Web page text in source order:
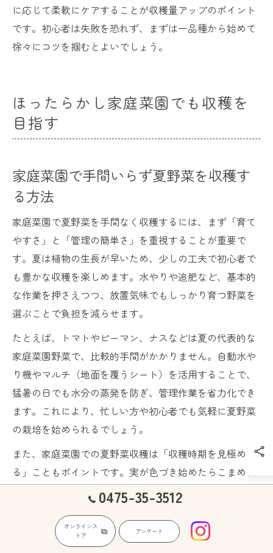
に応じて柔軟にケアすることが収穫量アップのポイント
です。初心者は失敗を恐れず、まずは一品種から始めて
徐々にコツを掴むとよいでしょう。
ほったらかし家庭菜園でも収穫を
目指す
家庭菜園で手間いらず夏野菜を収穫す
る方法
家庭菜園で夏野菜を手間なく収穫するには、まず「育て
やすさ」と「管理の簡単さ」を重視することが重要で
す。夏は植物の生長が早いため、少しの工夫で初心者で
も豊かな収穫を楽しめます。水やりや追肥など、基本的
な作業を押さえつつ、放置気味でもしっかり育つ野菜を
選ぶことで負担を減らせます。
たとえば、トマトやピーマン、ナスなどは夏の代表的な
家庭菜園野菜で、比較的手間がかかりません。自動水や
り機やマルチ（地面を覆うシート）を活用することで、
猛暑の日でも水分の蒸発を防ぎ、管理作業を省力化でき
ます。これにより、忙しい方や初心者でも気軽に夏野菜
の栽培を始められるでしょう。
また、家庭菜園での夏野菜収穫は「収穫時期を見極め
る」こともポイントです。実が色づき始めたらこまめに
収穫することで、株の体力を保ち、継続的な収穫が期待
の夏野菜栽培が実現します。
0475-35-3512
オンラインス
トア
アンケート